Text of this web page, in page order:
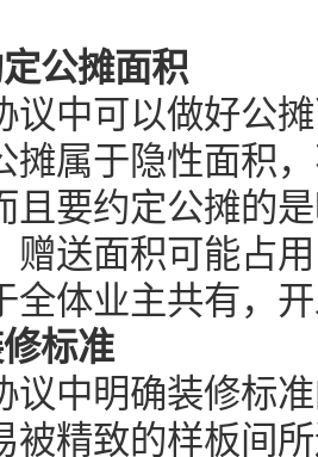
公摊面积
中可以做好公摊
摊属于隐性面积
且要约定公摊的
赠送面积可能占
全体业主共有，
标准
中明确装修标准
被精致的样板间